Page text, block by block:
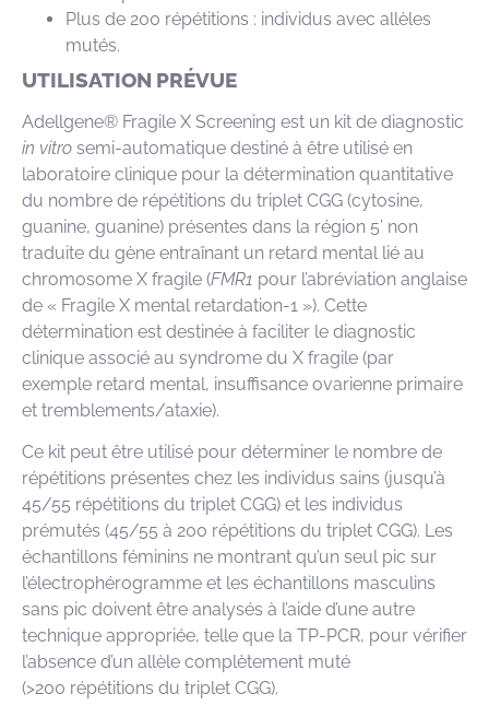
Plus de 200 répétitions : individus avec allèles
mutés.
UTILISATION PRÉVUE
Adellgene® Fragile X Screening est un kit de diagnostic
in vitro semi-automatique destiné à être utilisé en
laboratoire clinique pour la détermination quantitative
du nombre de répétitions du triplet CGG (cytosine,
guanine, guanine) présentes dans la région 5’ non
traduite du gène entraînant un retard mental lié au
chromosome X fragile (FMR1 pour l’abréviation anglaise
de « Fragile X mental retardation-1 »). Cette
détermination est destinée à faciliter le diagnostic
clinique associé au syndrome du X fragile (par
exemple retard mental, insuffisance ovarienne primaire
et tremblements/ataxie).
Ce kit peut être utilisé pour déterminer le nombre de
répétitions présentes chez les individus sains (jusqu’à
45/55 répétitions du triplet CGG) et les individus
prémutés (45/55 à 200 répétitions du triplet CGG). Les
échantillons féminins ne montrant qu’un seul pic sur
l’électrophérogramme et les échantillons masculins
sans pic doivent être analysés à l’aide d’une autre
technique appropriée, telle que la TP-PCR, pour vérifier
l’absence d’un allèle complètement muté
(>200 répétitions du triplet CGG).